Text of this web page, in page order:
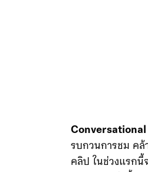
Conversational
รบกวนการชม คล้
คลิป ในช่วงแรกนี้